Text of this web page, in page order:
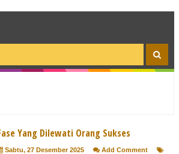
Yang Dilewati Orang Sukses
Sabtu, 27 Desember 2025
Add Comment